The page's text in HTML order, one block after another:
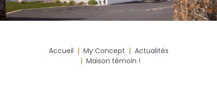
Fil
d'Ariane
Accueil My Concept
Actualités
Maison témoin !